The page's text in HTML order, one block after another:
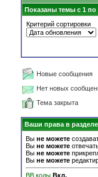
Показаны темы с 1 по
Критерий сортировки
Новые сообщения
Нет новых
Тема закрыта
Ваши права в разделе
Вы не можете
Вы не можете
Вы не можете
Вы не можете
BB коды Вкл.